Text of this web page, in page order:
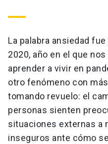
La palabra ansiedad
2020, año en el que
aprender a vivir en
otro fenómeno con
tomando revuelo: el
personas sienten
situaciones externas a
inseguros ante cómo